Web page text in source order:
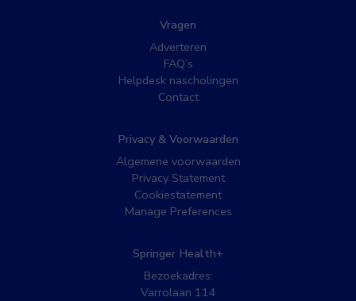
Vragen
Adverteren
FAQ’s
Helpdesk nascholingen
Contact
Privacy & Voorwaarden
Algemene voorwaarden
Privacy Statement
Cookiestatement
Manage Preferences
Springer Health+
Bezoekadres:
Varrolaan 114